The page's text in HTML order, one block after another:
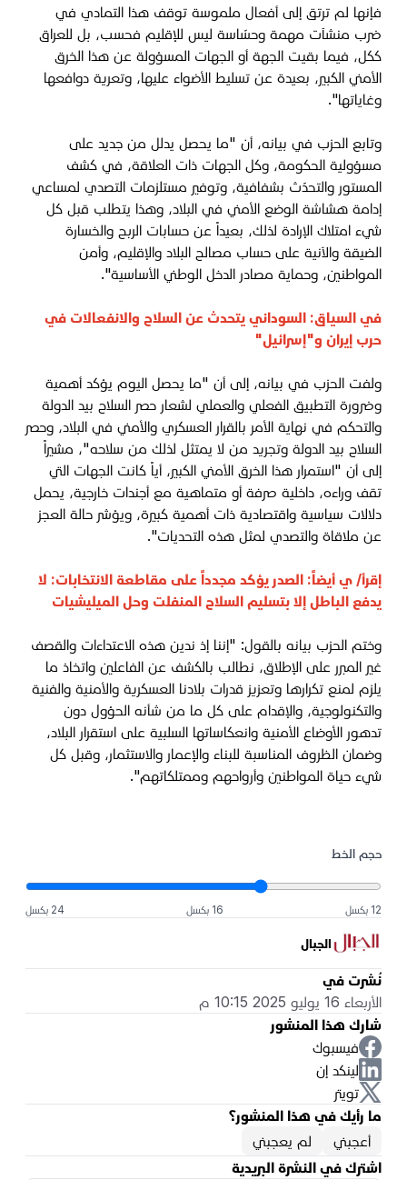
فإنها لم ترتق إلى أفعال ملموسة توقف هذا التمادي في
ضرب منشآت مهمة وحسّاسة ليس للإقليم فحسب، بل للعراق
ككل، فيما بقيت الجهة أو الجهات المسؤولة عن هذا الخرق
الأمني الكبير، بعيدة عن تسليط الأضواء عليها، وتعرية دوافعها
وغاياتها".
وتابع الحزب في بيانه، أن "ما يحصل يدلل من جديد على
مسؤولية الحكومة، وكل الجهات ذات العلاقة، في كشف
المستور والتحدّث بشفافية، وتوفير مستلزمات التصدي لمساعي
إدامة هشاشة الوضع الأمني في البلاد، وهذا يتطلب قبل كل
شيء امتلاك الإرادة لذلك، بعيداً عن حسابات الربح والخسارة
الضيقة والآنية على حساب مصالح البلاد والإقليم، وأمن
المواطنين، وحماية مصادر الدخل الوطني الأساسية".
في السياق: السوداني يتحدث عن السلاح والانفعالات في
حرب إيران و"إسرائيل"
ولفت الحزب في بيانه، إلى أن "ما يحصل اليوم يؤكد أهمية
وضرورة التطبيق الفعلي والعملي لشعار حصر السلاح بيد الدولة
والتحكم في نهاية الأمر بالقرار العسكري والأمني في البلاد، وحصر
السلاح بيد الدولة وتجريد من لا يمتثل لذلك من سلاحه"، مشيراً
إلى أن "استمرار هذا الخرق الأمني الكبير، أياً كانت الجهات التي
تقف وراءه، داخلية صرفة أو متماهية مع أجندات خارجية، يحمل
دلالات سياسية واقتصادية ذات أهمية كبيرة، ويؤشر حالة العجز
عن ملاقاة والتصدي لمثل هذه التحديات".
إقرأ/ ي أيضاً: الصدر يؤكد مجدداً على مقاطعة الانتخابات: لا
يدفع الباطل إلا بتسليم السلاح المنفلت وحل الميليشيات
وختم الحزب بيانه بالقول: "إننا إذ ندين هذه الاعتداءات والقصف
غير المبرر على الإطلاق، نطالب بالكشف عن الفاعلين واتخاذ ما
يلزم لمنع تكرارها وتعزيز قدرات بلادنا العسكرية والأمنية والفنية
والتكنولوجية، والإقدام على كل ما من شأنه الحؤول دون
تدهور الأوضاع الأمنية وانعكاساتها السلبية على استقرار البلاد،
وضمان الظروف المناسبة للبناء والإعمار والاستثمار، وقبل كل
شيء حياة المواطنين وأرواحهم وممتلكاتهم".
حجم الخط
12 بكسل 16 بكسل 24 بكسل
الجبال
نُشرت في
الأربعاء 16 يوليو 2025 10:15 م
شارك هذا المنشور
فيسبوك
لينكد إن
تويتر
ما رأيك في هذا المنشور؟
أعجبني
لم يعجبني
اشترك في النشرة البريدية